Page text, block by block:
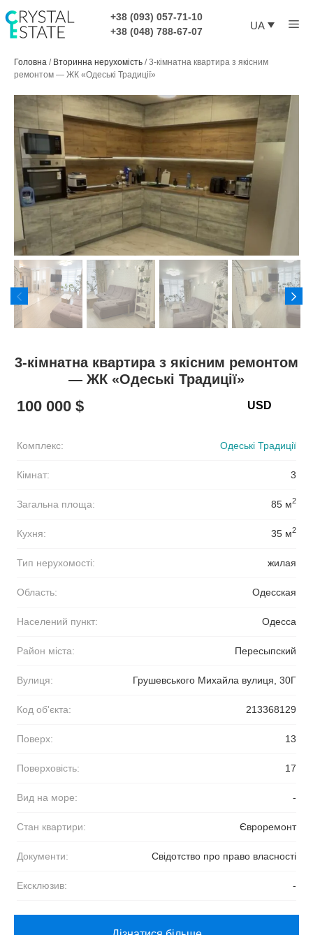
до
контенту
+38 (093) 057-71-10
+38 (048) 788-67-07
UA
Головна / Вторинна нерухомість /3-кімнатна квартира з якісним
ремонтом — ЖК «Одеські Традиції»
3-кімнатна квартира з якісним ремонтом
— ЖК «Одеські Традиції»
100 000 $
Комплекс: Одеські Традиції
Кімнат: 3
Загальна площа: 85 м2
Кухня: 35 м2
Тип нерухомості: жилая
Область: Одесская
Населений пункт: Одесса
Район міста: Пересыпский
Вулиця: Грушевського Михайла вулиця, 30Г
Код об'єкта: 213368129
Поверх: 13
Поверховість: 17
Вид на море: -
Стан квартири: Євроремонт
Документи: Свідотство про право власності
Ексклюзив: -